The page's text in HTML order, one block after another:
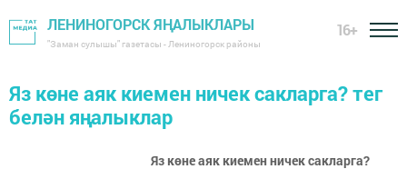
ЛЕНИНОГОРСК ЯҢАЛЫКЛАРЫ
"Заман сулышы" газетасы - Лениногорск районы
16+
Яз көне аяк киемен ничек сакларга? тег
белән яңалыклар
Яз көне аяк киемен ничек сакларга?